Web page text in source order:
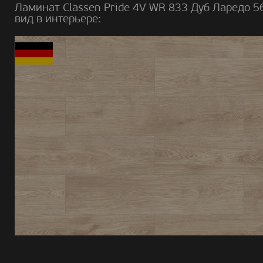
Ламинат Classen Pride 4V WR 833 Дуб Ларедо
вид в интерьере: